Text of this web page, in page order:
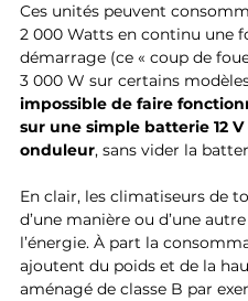
Ces unités peuvent
2 000 Watts en continu une
démarrage (ce « coup de
3 000 W sur certains
impossible de faire
sur une simple batterie 12
onduleur, sans vider la
En clair, les climatiseurs de
d’une manière ou d’une
l’énergie. À part la
ajoutent du poids et de la
aménagé de classe B par